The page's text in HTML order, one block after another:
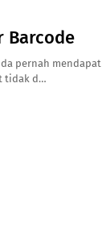
Barcode
pernah mendapat
tidak d…